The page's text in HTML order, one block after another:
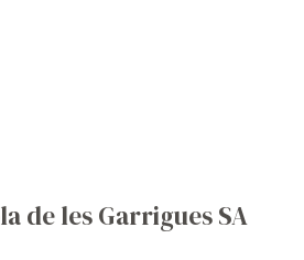
de les Garrigues SA